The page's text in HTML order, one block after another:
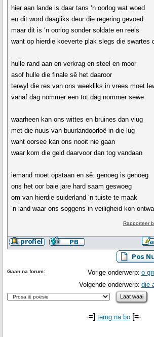
hier aan lande is daar tans ‘n oorlog wat woed
en dit word daagliks deur die regering gevoed
maar dit is ‘n oorlog sonder soldate en reëls
want op hierdie koeverte plak slegs die swartes
hulle rand aan en verkrag en steel en moor
asof hulle die finale sê het daaroor
terwyl die res van ons weekliks in vrees moet
vanaf dag nommer een tot dag nommer sewe
waarheen kan ons wittes en bruines dan vlug
met die nuus van buurlandoorloë in die lug
want oorsee kan ons nooit nie gaan
waar kom die geld daarvoor dan tog vandaan
iemand moet opstaan en sê: genoeg is genoeg
ons het oor baie jare hard saam geswoeg
om van hierdie suiderland ‘n tuiste te maak
‘n land waar ons soggens in veiligheid kon
Rapporteer
Vorige onderwerp: o
Volgende onderwerp: die
Gaan na forum:
-=] terug na bo[=-